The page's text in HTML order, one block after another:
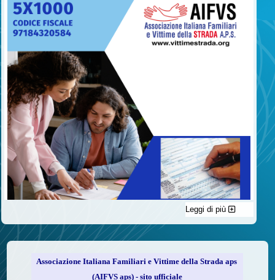
C'è un modo di contribuire alle attività dell’A.I.F.V.S. a favore
delle vittime della strada e per dare giustizia ai superstiti ed ai
loro familiari che non costa nulla: devolvere il 5 per mille della
Leggi di più
Associazione Italiana Familiari e Vittime della Strada aps
(AIFVS aps) - sito ufficiale